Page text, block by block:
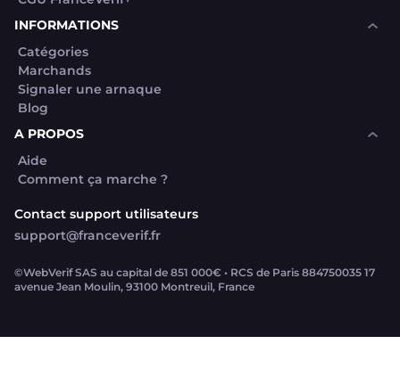
INFORMATIONS
Catégories
Marchands
Signaler une arnaque
Blog
A PROPOS
Aide
Comment ça marche ?
Contact support utilisateurs
support@franceverif.fr
©WebVerif SAS au capital de 851 000€ • RCS de Paris 884750035 17
avenue Jean Moulin, 93100 Montreuil, France